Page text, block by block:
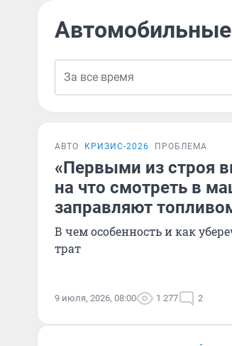
АВТО КРИЗИС-2026 ПРОБЛЕМА
«Первыми из строя
на что смотреть в
заправляют
В чем особенность и как
трат
9 июля, 2026, 08:00 1 277 2